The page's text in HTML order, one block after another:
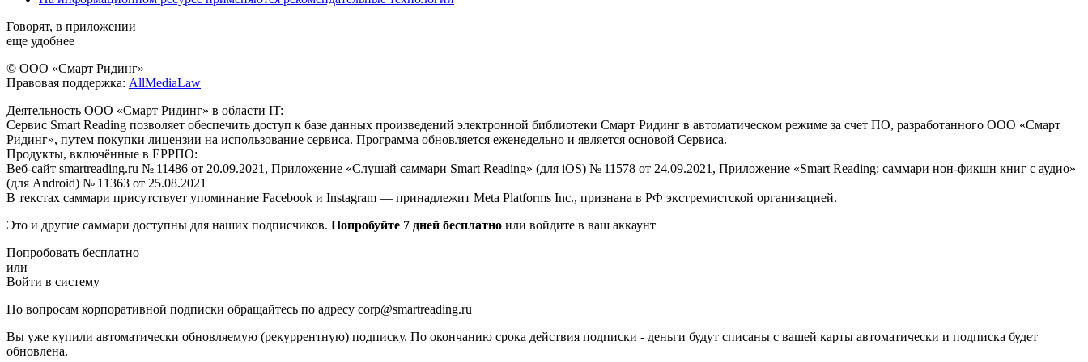
Говорят, в приложении
еще удобнее
© ООО «Смарт Ридинг»
Правовая поддержка: AllMediaLaw
Деятельность ООО «Смарт Ридинг» в области IT:
Сервис Smart Reading позволяет обеспечить доступ к базе данных произведений электронной библиотеки Смарт Ридинг в автоматическом режиме за счет ПО, разработанного ООО «Смарт
Ридинг», путем покупки лицензии на использование сервиса. Программа обновляется еженедельно и является основой Сервиса.
Продукты, включённые в ЕРРПО:
Веб-сайт smartreading.ru № 11486 от 20.09.2021, Приложение «Слушай саммари Smart Reading» (для iOS) № 11578 от 24.09.2021, Приложение «Smart Reading: саммари нон-фикшн книг с аудио»
(для Android) № 11363 от 25.08.2021
В текстах саммари присутствует упоминание Facebook и Instagram — принадлежит Meta Platforms Inc., признана в РФ экстремистской организацией.
Это и другие саммари доступны для наших подписчиков. Попробуйте 7 дней бесплатно или войдите в ваш аккаунт
Попробовать бесплатно
или
Войти в систему
По вопросам корпоративной подписки обращайтесь по адресу corp@smartreading.ru
Вы уже купили автоматически обновляемую (рекуррентную) подписку. По окончанию срока действия подписки - деньги будут списаны с вашей карты автоматически и подписка будет
обновлена.